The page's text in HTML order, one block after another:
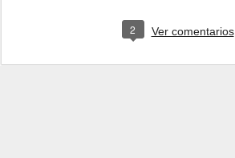
2 Ver comentarios